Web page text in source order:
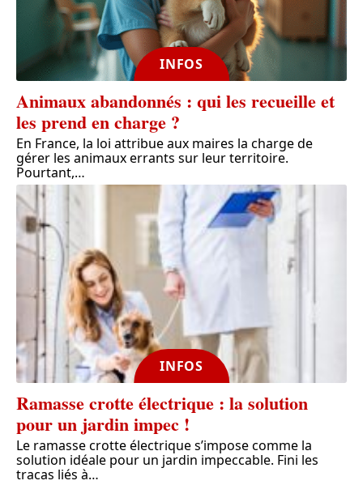
INFOS
Animaux abandonnés : qui les recueille et
les prend en charge ?
En France, la loi attribue aux maires la charge de
gérer les animaux errants sur leur territoire.
Pourtant,…
INFOS
Ramasse crotte électrique : la solution
pour un jardin impec !
Le ramasse crotte électrique s’impose comme la
solution idéale pour un jardin impeccable. Fini les
tracas liés à…